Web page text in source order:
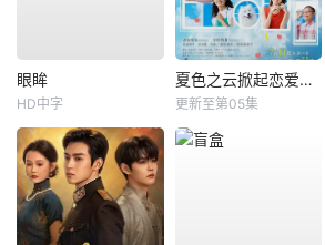
眼眸
HD中字
夏色之云掀起恋爱与风暴
更新至第05集